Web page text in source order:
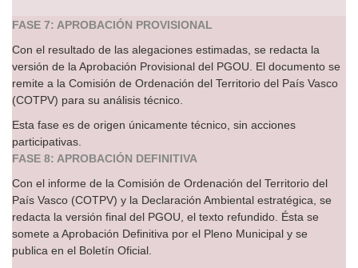
FASE 7: APROBACIÓN PROVISIONAL
Con el resultado de las alegaciones estimadas, se redacta la
versión de la Aprobación Provisional del PGOU. El documento se
remite a la Comisión de Ordenación del Territorio del País Vasco
(COTPV) para su análisis técnico.
Esta fase es de origen únicamente técnico, sin acciones
participativas.
FASE 8: APROBACIÓN DEFINITIVA
Con el informe de la Comisión de Ordenación del Territorio del
País Vasco (COTPV) y la Declaración Ambiental estratégica, se
redacta la versión final del PGOU, el texto refundido. Ésta se
somete a Aprobación Definitiva por el Pleno Municipal y se
publica en el Boletín Oficial.